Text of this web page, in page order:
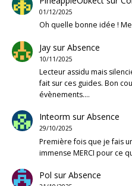
01/12/2025
Oh quelle bonne idée !
JaysurAbsence
10/11/2025
Lecteur assidu mais
fait sur ces guides. Bon
évènements.…
Inteorm surAbsence
29/10/2025
Première fois que je fais
immense MERCI pour ce
Pol surAbsence